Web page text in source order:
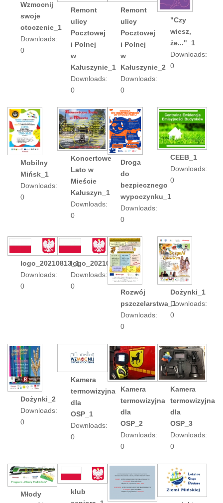
Wzmocnij
swoje
otoczenie_1
Downloads:
0
Remont
ulicy
Pocztowej
i Polnej
w
Kałuszynie_1
Downloads:
0
Remont
ulicy
Pocztowej
i Polnej
w
Kałuszynie_2
Downloads:
0
"Czy
wiesz,
że..."_1
Downloads:
0
Mobilny
Mińsk_1
Downloads:
0
Koncertowe
Lato w
Mieście
Kałuszyn_1
Downloads:
0
Droga
do
bezpiecznego
wypoczynku_1
Downloads:
0
CEEB_1
Downloads:
0
logo_20210813_1
Downloads:
0
logo_20210813_1
Downloads:
0
Rozwój
pszczelarstwa_1
Downloads:
0
Dożynki_1
Downloads:
0
Dożynki_2
Downloads:
0
Kamera
termowizyjna
dla
OSP_1
Downloads:
0
Kamera
termowizyjna
dla
OSP_2
Downloads:
0
Kamera
termowizyjna
dla
OSP_3
Downloads:
0
Młody
klub